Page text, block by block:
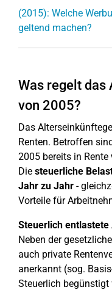
(2015): Welche
geltend machen?
Was regelt
von 2005?
Das
Renten. Betroffen
2005 bereits in
Die steuerliche
Jahr zu Jahr -
Vorteile für
Steuerlich
Neben der
auch private
anerkannt (sog.
Steuerlich begünstigt